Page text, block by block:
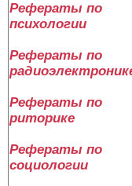
Рефераты по
психологии
Рефераты по
Рефераты по
риторике
Рефераты по
социологии